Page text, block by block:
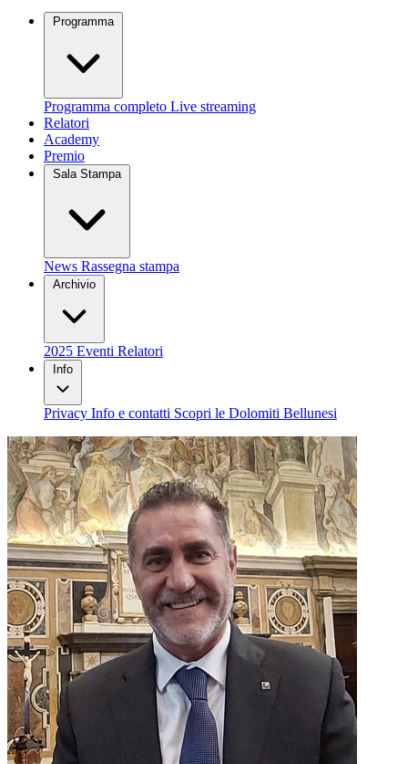
Programma
Programma completo Live streaming
Relatori
Academy
Premio
Sala Stampa
News Rassegna stampa
Archivio
2025 Eventi Relatori
Info
Privacy Info e contatti Scopri le Dolomiti Bellunesi